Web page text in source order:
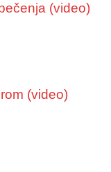
(video)
(video)